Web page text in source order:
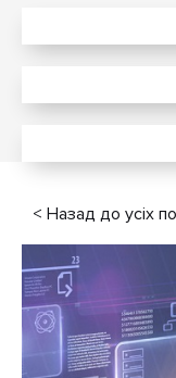
< Назад до усіх